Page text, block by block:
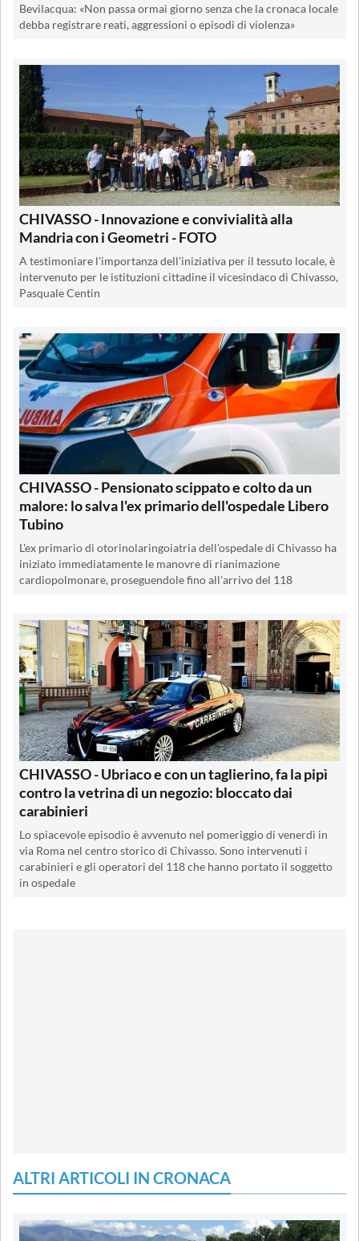
Bevilacqua: «Non passa ormai giorno senza che la cronaca locale
debba registrare reati, aggressioni o episodi di violenza»
CHIVASSO - Innovazione e convivialità alla
Mandria con i Geometri - FOTO
A testimoniare l'importanza dell'iniziativa per il tessuto locale, è
intervenuto per le istituzioni cittadine il vicesindaco di Chivasso,
Pasquale Centin
CHIVASSO - Pensionato scippato e colto da un
malore: lo salva l'ex primario dell'ospedale Libero
Tubino
L'ex primario di otorinolaringoiatria dell'ospedale di Chivasso ha
iniziato immediatamente le manovre di rianimazione
cardiopolmonare, proseguendole fino all'arrivo del 118
CHIVASSO - Ubriaco e con un taglierino, fa la pipì
contro la vetrina di un negozio: bloccato dai
carabinieri
Lo spiacevole episodio è avvenuto nel pomeriggio di venerdì in
via Roma nel centro storico di Chivasso. Sono intervenuti i
carabinieri e gli operatori del 118 che hanno portato il soggetto
in ospedale
ALTRI ARTICOLI IN CRONACA